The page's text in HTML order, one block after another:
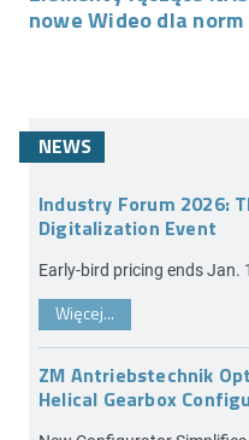
nowe Wideo dla
NEWS
Industry Forum 2026:
Digitalization Event
Early-bird pricing ends Jan.
Więcej...
ZM Antriebstechnik
Helical Gearbox